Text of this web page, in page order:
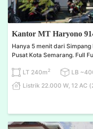
Kantor MT Haryono
Hanya 5 menit dari
Pusat Kota Semarang. Full
LT 240m2 LB
Listrik 22.000 W, 12 AC